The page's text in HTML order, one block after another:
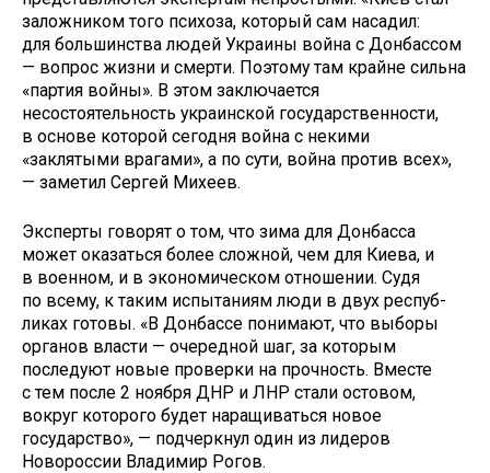
заложником того психоза, который сам насадил:
для большинства людей Украины война с Донбассом
— вопрос жизни и смерти. Поэтому там крайне сильна
«партия войны». В этом заключается
несостоятельность украинской государственности,
в основе которой сегодня война с некими
«заклятыми врагами», а по сути, война против всех»,
— заметил Сергей Михеев.
Эксперты говорят о том, что зима для Донбасса
может оказаться более сложной, чем для Киева, и
в военном, и в экономическом отношении. Судя
по всему, к таким испытаниям люди в двух респуб­
ликах готовы. «В Донбассе понимают, что выборы
органов власти — очередной шаг, за которым
последуют новые проверки на прочность. Вместе
с тем после 2 ноября ДНР и ЛНР стали остовом,
вокруг которого будет наращиваться новое
государство», — подчеркнул один из лидеров
Новороссии Владимир Рогов.